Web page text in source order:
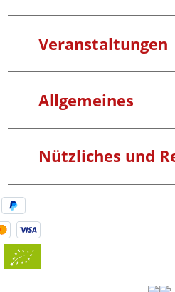
Veranstaltungen
Allgemeines
Nützliches und